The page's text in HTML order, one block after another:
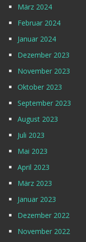
März 2024
Februar 2024
Januar 2024
Dezember 2023
November 2023
Oktober 2023
September 2023
August 2023
Juli 2023
Mai 2023
April 2023
März 2023
Januar 2023
Dezember 2022
November 2022